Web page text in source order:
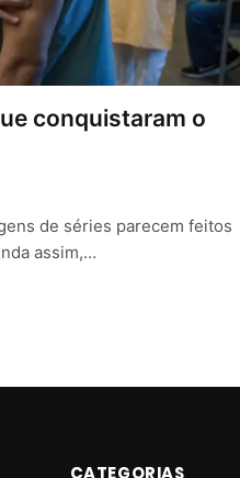
conquistaram o
de séries parecem feitos
assim,…